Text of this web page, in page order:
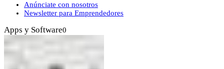
Anúnciate con nosotros
Newsletter para Emprendedores
Apps y Software0